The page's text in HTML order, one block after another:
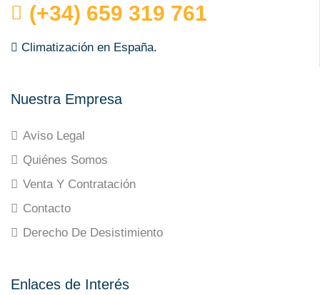
(+34) 659 319 761
Climatización en España.
Nuestra Empresa
Aviso Legal
Quiénes Somos
Venta Y Contratación
Contacto
Derecho De Desistimiento
Enlaces de Interés